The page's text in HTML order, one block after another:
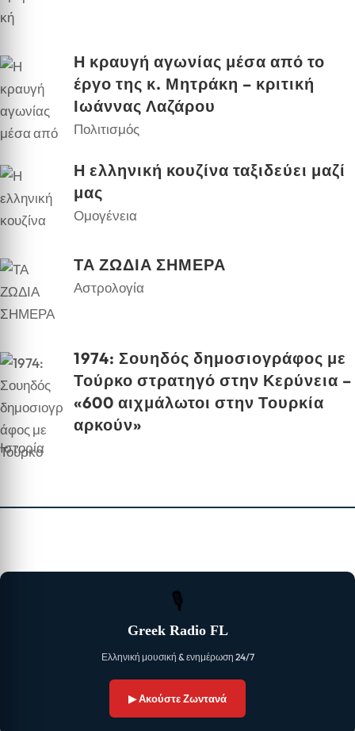
Η κραυγή αγωνίας μέσα από το
έργο της κ. Μητράκη – κριτική
Ιωάννας Λαζάρου
Πολιτισμός
Η ελληνική κουζίνα ταξιδεύει μαζί
μας
Ομογένεια
ΤΑ ΖΩΔΙΑ ΣΗΜΕΡΑ
Αστρολογία
1974: Σουηδός δημοσιογράφος με
Τούρκο στρατηγό στην Κερύνεια –
«600 αιχμάλωτοι στην Τουρκία
αρκούν»
Ιστορία
🎙
Greek Radio FL
Ελληνική μουσική & ενημέρωση 24/7
▶ Ακούστε Ζωντανά